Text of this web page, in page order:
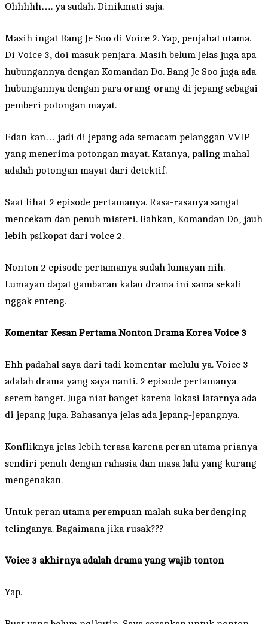
Ohhhhh…. ya sudah. Dinikmati saja.
Masih ingat Bang Je Soo di Voice 2. Yap, penjahat utama.
Di Voice 3, doi masuk penjara. Masih belum jelas juga apa
hubungannya dengan Komandan Do. Bang Je Soo juga ada
hubungannya dengan para orang-orang di jepang sebagai
pemberi potongan mayat.
Edan kan… jadi di jepang ada semacam pelanggan VVIP
yang menerima potongan mayat. Katanya, paling mahal
adalah potongan mayat dari detektif.
Saat lihat 2 episode pertamanya. Rasa-rasanya sangat
mencekam dan penuh misteri. Bahkan, Komandan Do, jauh
lebih psikopat dari voice 2.
Nonton 2 episode pertamanya sudah lumayan nih.
Lumayan dapat gambaran kalau drama ini sama sekali
nggak enteng.
Komentar Kesan Pertama Nonton Drama Korea Voice 3
Ehh padahal saya dari tadi komentar melulu ya. Voice 3
adalah drama yang saya nanti. 2 episode pertamanya
serem banget. Juga niat banget karena lokasi latarnya ada
di jepang juga. Bahasanya jelas ada jepang-jepangnya.
Konfliknya jelas lebih terasa karena peran utama prianya
sendiri penuh dengan rahasia dan masa lalu yang kurang
mengenakan.
Untuk peran utama perempuan malah suka berdenging
telinganya. Bagaimana jika rusak???
Voice 3 akhirnya adalah drama yang wajib tonton
Yap.